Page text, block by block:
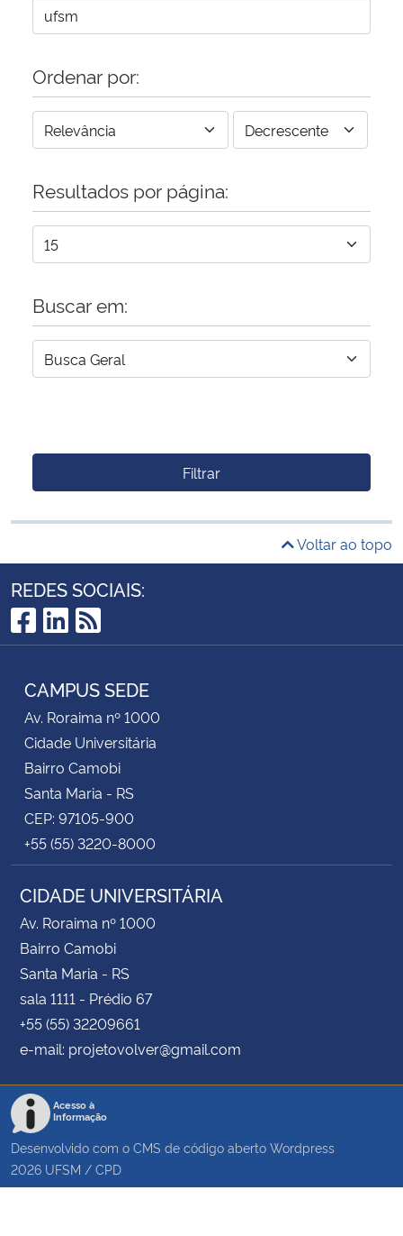
Ordenar por:
Resultados por página:
Buscar em:
Filtrar
Voltar ao topo
REDES SOCIAIS:
Facebook
LinkedIn
RSS
CAMPUS SEDE
Av. Roraima nº 1000
Cidade Universitária
Bairro Camobi
Santa Maria - RS
CEP: 97105-900
+55 (55) 3220-8000
CIDADE UNIVERSITÁRIA
Av. Roraima nº 1000
Bairro Camobi
Santa Maria - RS
sala 1111 - Prédio 67
+55 (55) 32209661
e-mail: projetovolver@gmail.com
Acesso à
Informação
Desenvolvido com o CMS de código aberto Wordpress
2026 UFSM / CPD